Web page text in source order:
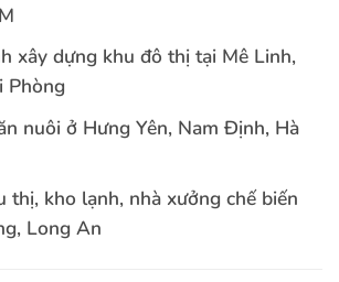
xây dựng khu đô thị tại Mê Linh,
Phòng
nuôi ở Hưng Yên, Nam Định, Hà
thị, kho lạnh, nhà xưởng chế biến
Long An